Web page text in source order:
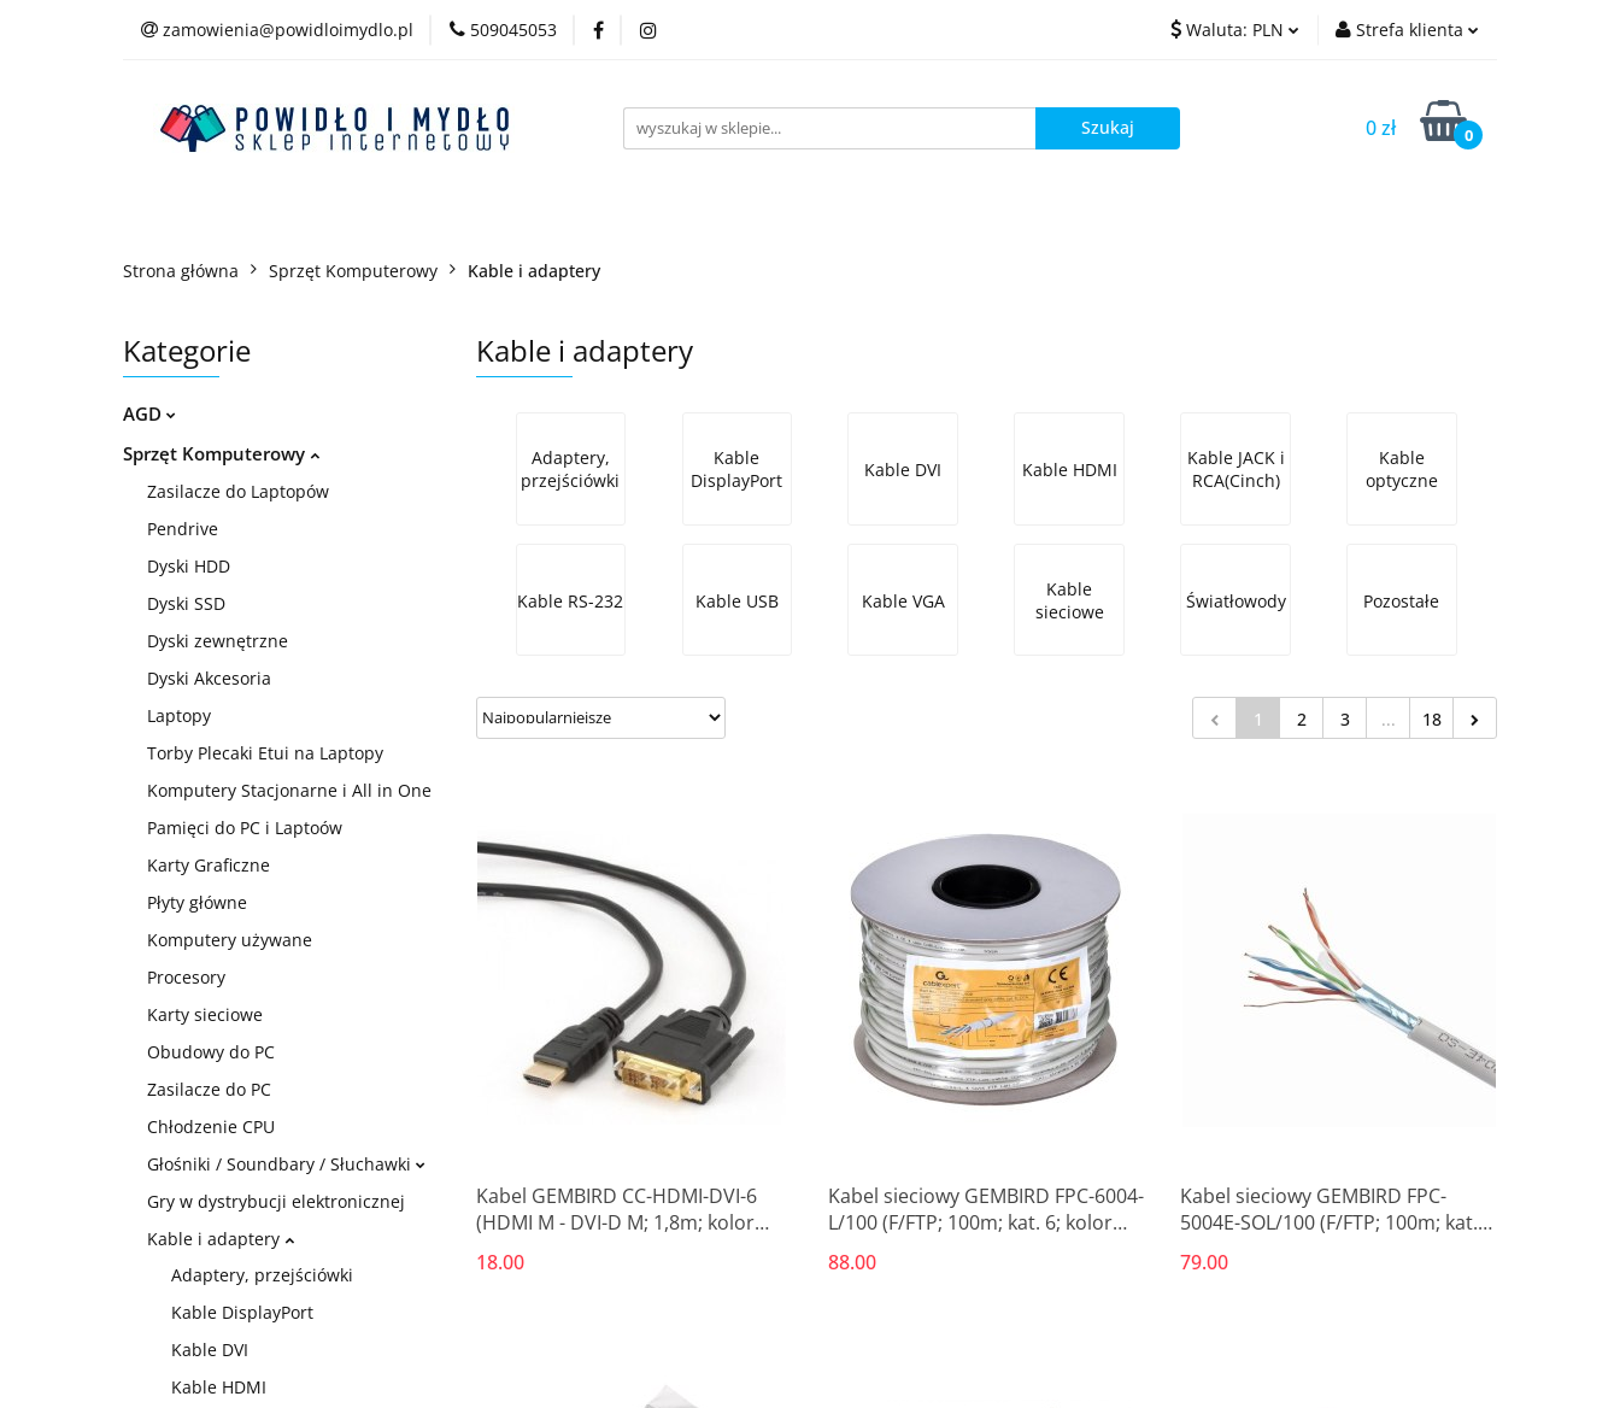
zamowienia@powidloimydlo.pl 509045053 Waluta: PLN Strefa klienta
Zaloguj się
Zarejestruj się
0 zł 0
Strona główna Sprzęt Komputerowy Kable i adaptery
Kategorie
AGD
Sprzęt Komputerowy
Zasilacze do Laptopów
Pendrive
Dyski HDD
Dyski SSD
Dyski zewnętrzne
Dyski Akcesoria
Laptopy
Torby Plecaki Etui na Laptopy
Komputery Stacjonarne i All in One
Pamięci do PC i Laptoów
Karty Graficzne
Płyty główne
Komputery używane
Procesory
Karty sieciowe
Obudowy do PC
Zasilacze do PC
Chłodzenie CPU
Głośniki / Soundbary / Słuchawki
Gry w dystrybucji elektronicznej
Kable i adaptery
Adaptery, przejściówki
Kable DisplayPort
Kable DVI
Kable HDMI
Kable i adaptery
Adaptery,
przejściówki
Kable
DisplayPort
Kable DVI Kable HDMI
Kable JACK i
RCA(Cinch)
Kable
optyczne
Kable RS-232 Kable USB Kable VGA
Kable
sieciowe
Światłowody Pozostałe
1 2 3 ... 18
Kabel GEMBIRD CC-HDMI-DVI-6
(HDMI M - DVI-D M; 1,8m; kolor
czarny)
18.00
Kabel sieciowy GEMBIRD FPC-6004-
L/100 (F/FTP; 100m; kat. 6; kolor
szary)
88.00
Kabel sieciowy GEMBIRD FPC-
5004E-SOL/100 (F/FTP; 100m; kat.
5e; kolor szary)
79.00